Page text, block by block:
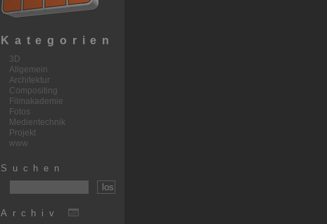
Kategorien
3D
Allgemein
Architektur
Compositing
Filmakademie
Fotos
Medientechnik
Projekt
www
Suchen
Archiv